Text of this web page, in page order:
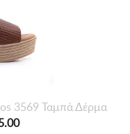
3569 Ταμπά Δέρμα